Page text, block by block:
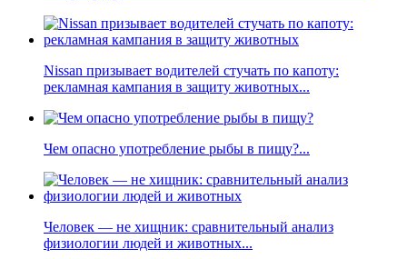
Nissan призывает водителей стучать по капоту:
рекламная кампания в защиту животных...
Чем опасно употребление рыбы в пищу?...
Человек — не хищник: сравнительный анализ
физиологии людей и животных...